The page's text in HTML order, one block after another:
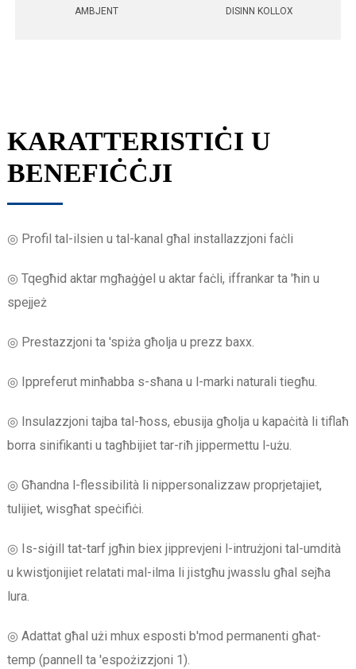
AMBJENT DISINN KOLLOX
KARATTERISTIĊI U
BENEFIĊĊJI
◎ Profil tal-ilsien u tal-kanal għal installazzjoni faċli
◎ Tqegħid aktar mgħaġġel u aktar faċli, iffrankar ta 'ħin u
spejjeż
◎ Prestazzjoni ta 'spiża għolja u prezz baxx.
◎ Ippreferut minħabba s-sħana u l-marki naturali tiegħu.
◎ Insulazzjoni tajba tal-ħoss, ebusija għolja u kapaċità li tiflaħ
borra sinifikanti u tagħbijiet tar-riħ jippermettu l-użu.
◎ Għandna l-flessibilità li nippersonalizzaw proprjetajiet,
tulijiet, wisgħat speċifiċi.
◎ Is-siġill tat-tarf jgħin biex jipprevjeni l-intrużjoni tal-umdità
u kwistjonijiet relatati mal-ilma li jistgħu jwasslu għal sejħa
lura.
◎ Adattat għal użi mhux esposti b'mod permanenti għat-
temp (pannell ta 'espożizzjoni 1).